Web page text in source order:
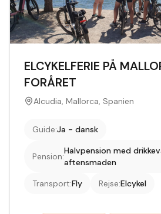
ELCYKELFERIE PÅ
FORÅRET
Alcudia, Mallorca, Spanien
Guide:Ja - dansk
Pension:
Halvpension med
aftensmaden
Transport:Fly Rejse:Elcykel